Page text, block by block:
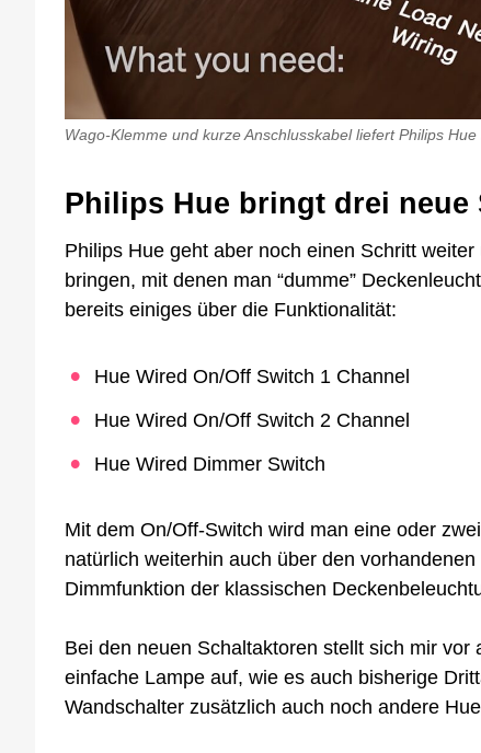
Wago-Klemme und kurze Anschlusskabel liefert Philips Hue
Philips Hue bringt drei neue
Philips Hue geht aber noch einen Schritt
bringen, mit denen man “dumme”
bereits einiges über die Funktionalität:
Hue Wired On/Off Switch 1 Channel
Hue Wired On/Off Switch 2 Channel
Hue Wired Dimmer Switch
Mit dem On/Off-Switch wird man eine oder
natürlich weiterhin auch über den
Dimmfunktion der klassischen
Bei den neuen Schaltaktoren stellt sich mir
einfache Lampe auf, wie es auch bisherige
Wandschalter zusätzlich auch noch andere